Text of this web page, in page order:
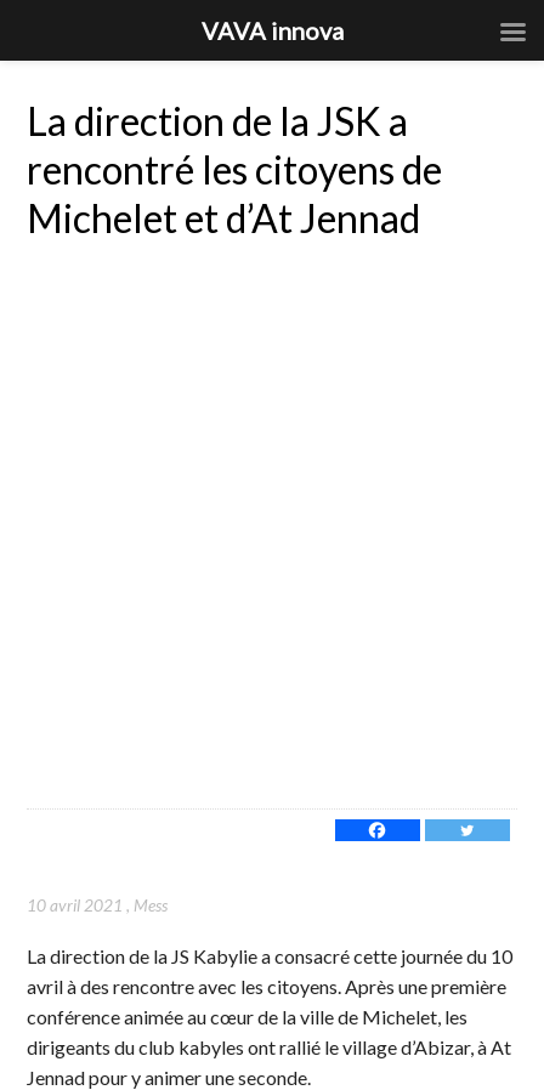
La direction de la JSK a
rencontré les citoyens de
Michelet et d’At Jennad
10 avril 2021 , Mess
La direction de la JS Kabylie a consacré cette journée du 10
avril à des rencontre avec les citoyens. Après une première
conférence animée au cœur de la ville de Michelet, les
dirigeants du club kabyles ont rallié le village d’Abizar, à At
Jennad pour y animer une seconde.
VAVA innova